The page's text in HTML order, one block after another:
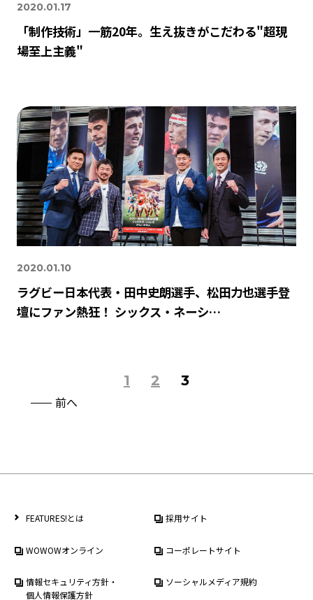
2020.01.17
「制作技術」一筋20年。生え抜きがこだわる"超現
場至上主義"
2020.01.10
ラグビー日本代表・田中史朗選手、松田力也選手登
壇にファン熱狂！ シックス・ネーシ…
前へ
1 2 3
FEATURES!とは 採用サイト
WOWOWオンライン コーポレートサイト
情報セキュリティ方針・
個人情報保護方針
ソーシャルメディア規約